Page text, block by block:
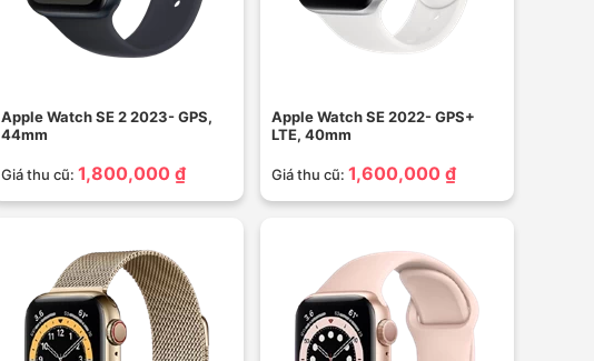
Apple Watch SE 2 2023- GPS,
44mm
Giá thu cũ: 1,800,000 ₫
Apple Watch SE 2022- GPS+
LTE, 40mm
Giá thu cũ: 1,600,000 ₫